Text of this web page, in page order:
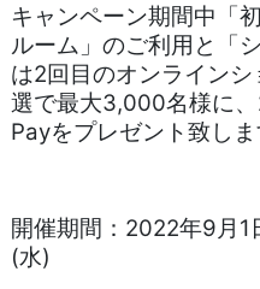
キャンペーン期間中「
ルーム」のご利用と「
は2回目のオンライン
選で最大3,000名様に
Payをプレゼント致しま
開催期間：2022年9月1
(水)